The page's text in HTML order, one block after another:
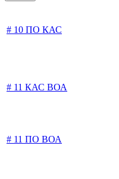
# 10 ПО КАС
# 11 КАС ВОА
# 11 ПО ВОА